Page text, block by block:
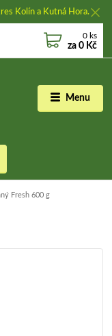
Kolín a Kutná Hora.
Menu
0 ks
za 0 Kč
Fresh 600 g